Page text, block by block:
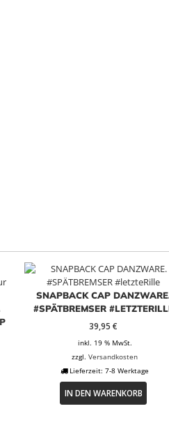
SNAPBACK CAP
#SPÄTBREMSER
39,95€
inkl. 19 % MwSt.
zzgl.Versandkosten
Lieferzeit:7-8 Werktage
IN DEN WARENKORB